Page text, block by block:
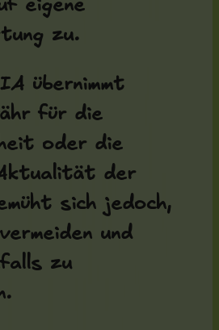
zu.
übernimmt
für die
oder die
der
sich jedoch,
und
zu